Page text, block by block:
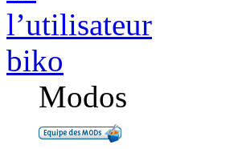
biko
Modos